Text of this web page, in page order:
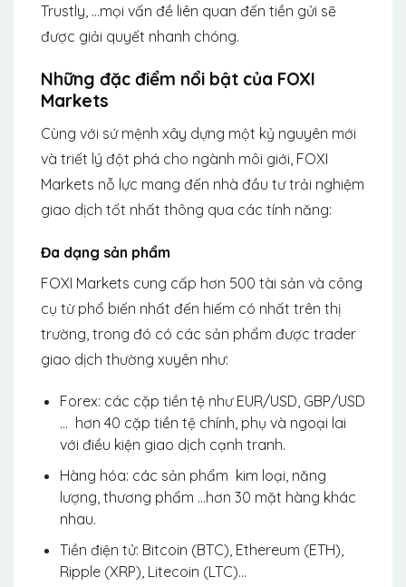
Trustly, …mọi vấn đề liên quan đến tiền gửi sẽ
được giải quyết nhanh chóng.
Những đặc điểm nổi bật của FOXI
Markets
Cùng với sứ mệnh xây dựng một kỷ nguyên mới
và triết lý đột phá cho ngành môi giới, FOXI
Markets nỗ lực mang đến nhà đầu tư trải nghiệm
giao dịch tốt nhất thông qua các tính năng:
Đa dạng sản phẩm
FOXI Markets cung cấp hơn 500 tài sản và công
cụ từ phổ biến nhất đến hiếm có nhất trên thị
trường, trong đó có các sản phẩm được trader
giao dịch thường xuyên như:
Forex: các cặp tiền tệ như EUR/USD, GBP/USD
… hơn 40 cặp tiền tệ chính, phụ và ngoại lai
với điều kiện giao dịch cạnh tranh.
Hàng hóa: các sản phẩm kim loại, năng
lượng, thương phẩm …hơn 30 mặt hàng khác
nhau.
Tiền điện tử: Bitcoin (BTC), Ethereum (ETH),
Ripple (XRP), Litecoin (LTC)…